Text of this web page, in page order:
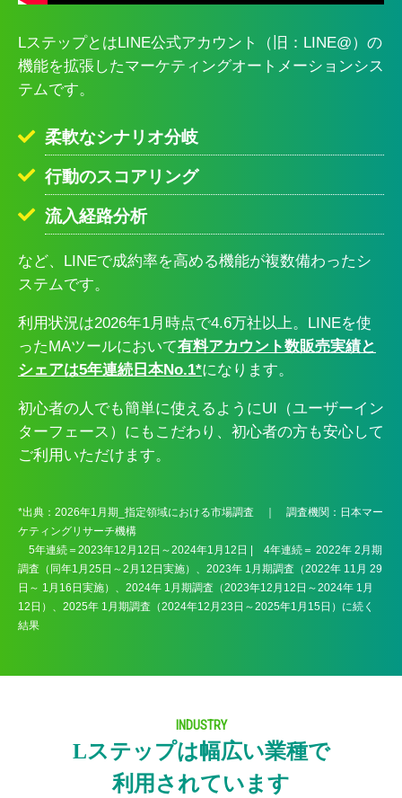
LステップとはLINE公式アカウント（旧：LINE@）の
機能を拡張したマーケティングオートメーションシス
テムです。
柔軟なシナリオ分岐
行動のスコアリング
流入経路分析
など、LINEで成約率を高める機能が複数備わったシ
ステムです。
利用状況は2026年1月時点で4.6万社以上。LINEを使
ったMAツールにおいて有料アカウント数販売実績と
シェアは5年連続日本No.1*になります。
初心者の人でも簡単に使えるようにUI（ユーザーイン
ターフェース）にもこだわり、初心者の方も安心して
ご利用いただけます。
*出典：2026年1月期_指定領域における市場調査 ｜ 調査機関：日本マー
ケティングリサーチ機構
5年連続＝2023年12月12日～2024年1月12日 | 4年連続＝ 2022年 2月期
調査（同年1月25日～2月12日実施）、2023年 1月期調査（2022年 11月 29
日～ 1月16日実施）、2024年 1月期調査（2023年12月12日～2024年 1月
12日）、2025年 1月期調査（2024年12月23日～2025年1月15日）に続く
結果
INDUSTRY
Lステップは幅広い業種で
利用されています